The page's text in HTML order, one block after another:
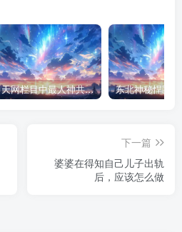
天网栏目中最人神共愤的一期《消失的夫妻》
下一篇
婆婆在得知自己儿子出轨
后，应该怎么做